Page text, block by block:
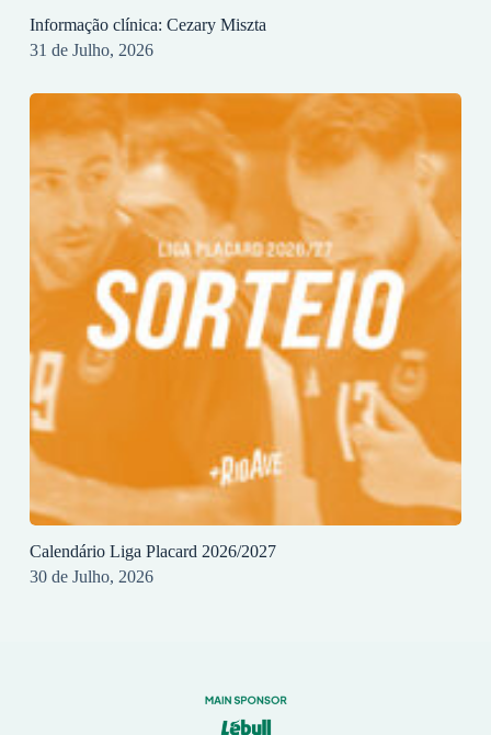
Informação clínica: Cezary Miszta
31 de Julho, 2026
Calendário Liga Placard 2026/2027
30 de Julho, 2026